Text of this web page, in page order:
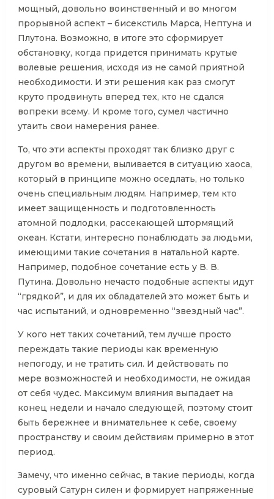
мощный, довольно воинственный и во многом
прорывной аспект – бисекстиль Марса, Нептуна и
Плутона. Возможно, в итоге это сформирует
обстановку, когда придется принимать крутые
волевые решения, исходя из не самой приятной
необходимости. И эти решения как раз смогут
круто продвинуть вперед тех, кто не сдался
вопреки всему. И кроме того, сумел частично
утаить свои намерения ранее.
То, что эти аспекты проходят так близко друг с
другом во времени, выливается в ситуацию хаоса,
который в принципе можно оседлать, но только
очень специальным людям. Например, тем кто
имеет защищенность и подготовленность
атомной подлодки, рассекающей штормящий
океан. Кстати, интересно понаблюдать за людьми,
имеющими такие сочетания в натальной карте.
Например, подобное сочетание есть у В. В.
Путина. Довольно нечасто подобные аспекты идут
“грядкой”, и для их обладателей это может быть и
час испытаний, и одновременно “звездный час”.
У кого нет таких сочетаний, тем лучше просто
переждать такие периоды как временную
непогоду, и не тратить сил. И действовать по
мере возможностей и необходимости, не ожидая
от себя чудес. Максимум влияния выпадает на
конец недели и начало следующей, поэтому стоит
быть бережнее и внимательнее к себе, своему
пространству и своим действиям примерно в этот
период.
Замечу, что именно сейчас, в такие периоды, когда
суровый Сатурн силен и формирует напряженные